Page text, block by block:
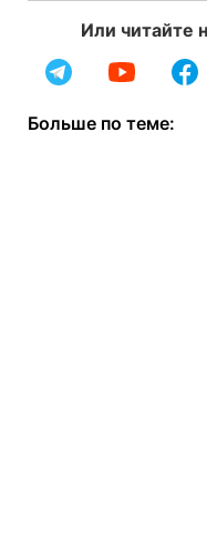
Или читайте
Больше по теме: